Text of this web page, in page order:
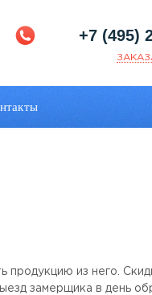
+7 (495)
продукцию из него.
замерщика в день